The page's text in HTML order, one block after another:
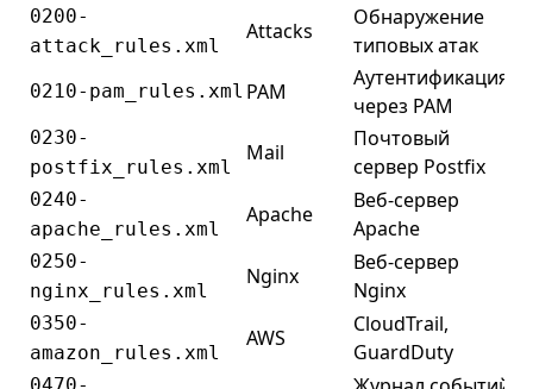
0200-
attack_rules.xml
Attacks
Обнаружение
типовых атак
0210-pam_rules.xml PAM
Аутентификация
через PAM
0230-
postfix_rules.xml
Mail
Почтовый
сервер Postfix
0240-
apache_rules.xml
Apache
Веб-сервер
Apache
0250-
nginx_rules.xml
Nginx
Веб-сервер
Nginx
0350-
amazon_rules.xml
AWS
CloudTrail,
GuardDuty